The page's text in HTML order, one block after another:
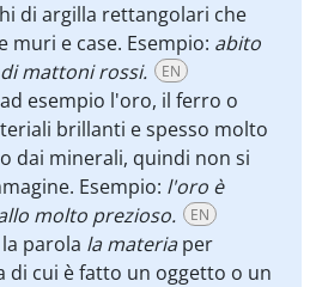
di argilla rettangolari che
e case. Esempio: abito
mattoni rossi.
EN
esempio l'oro, il ferro o
brillanti e spesso molto
dai minerali, quindi non si
Esempio: l'oro è
molto prezioso.
EN
parola la materiaper
di cui è fatto un oggetto o un